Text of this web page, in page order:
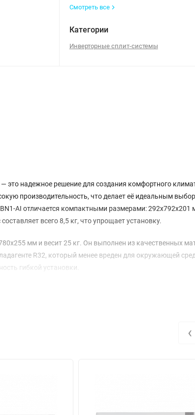
Смотреть все
Категории
Инверторные сплит-системы
это надежное решение для создания комфортного
производительность, что делает её идеальным
AI отличается компактными размерами: 292x792x201
всего 8,5 кг, что упрощает установку.
мм и весит 25 кг. Он выполнен из качественных
R32, который менее вреден для окружающей
гибкой установки.
сезоне: гарантированный диапазон рабочих температур
классом А++ по SEER и SCOP. Потребляемая
для комфортного и экономичного климата в любом
‹